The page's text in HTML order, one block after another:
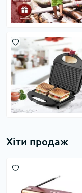
Хіти продаж